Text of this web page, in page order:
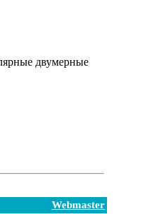
двумерные
Webmaster